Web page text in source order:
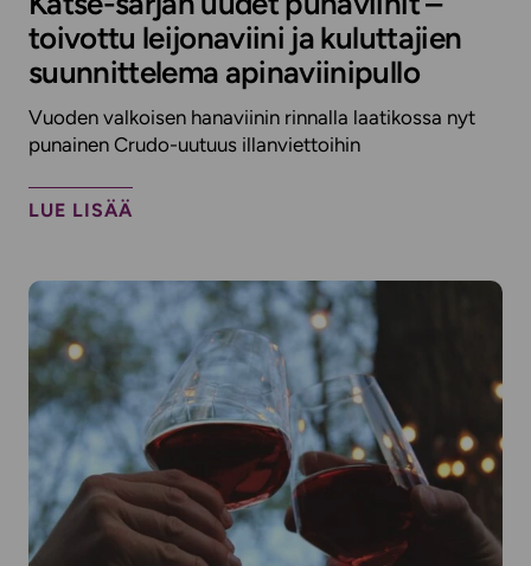
toivottu leijonaviini ja kuluttajien
suunnittelema apinaviinipullo
Vuoden valkoisen hanaviinin rinnalla laatikossa nyt
punainen Crudo-uutuus illanviettoihin
LUE LISÄÄ